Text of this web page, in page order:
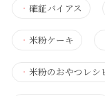
・ 確証バイアス
・ 米粉ケーキ
・ 米粉のおやつレシ